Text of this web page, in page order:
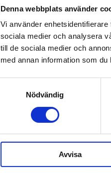
Denna webbplats använder
Vi använder
sociala medier och analysera
till de sociala medier och
med annan information som
Nödvändig
Avvisa
ALAC
HUNDPROMENAD
Alac Läderhalvstryp
Finns i 7 storlekar
Från 99 kr